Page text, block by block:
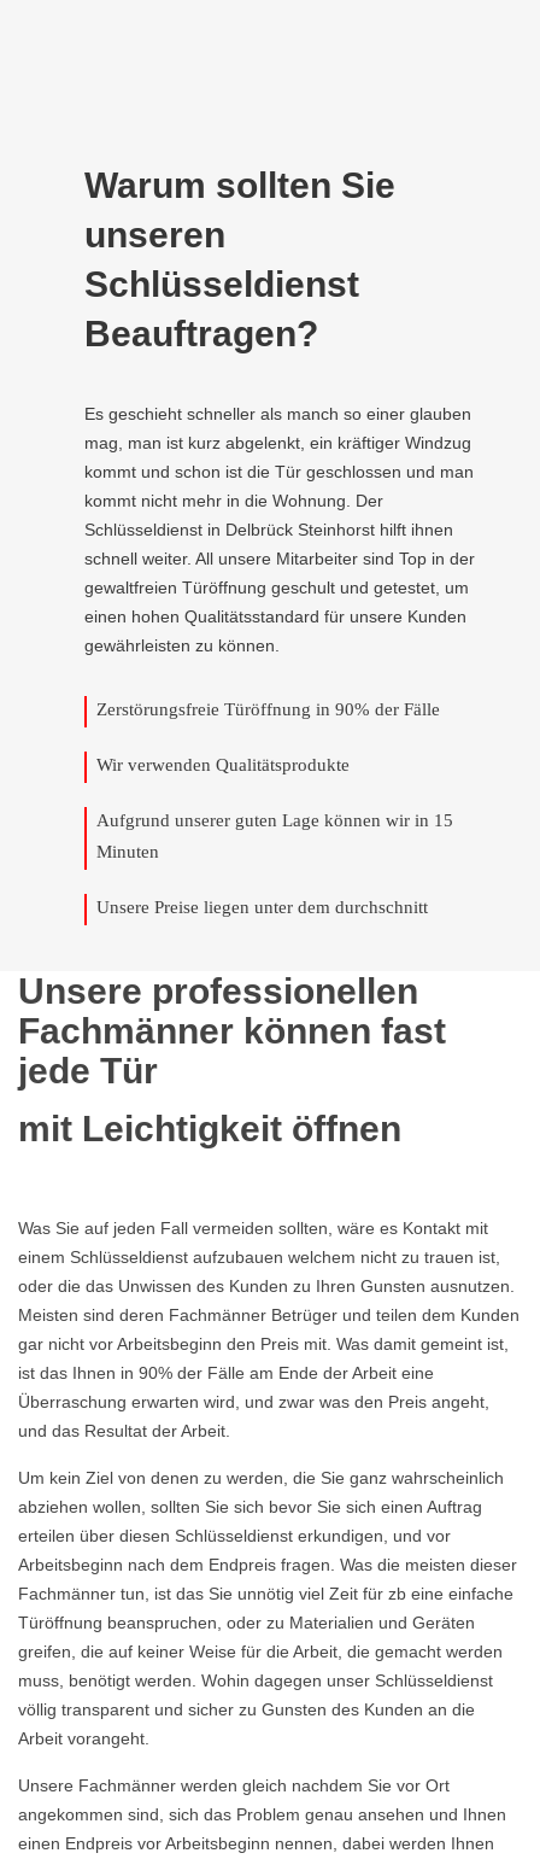
Warum sollten Sie
unseren
Schlüsseldienst
Beauftragen?
Es geschieht schneller als manch so einer glauben
mag, man ist kurz abgelenkt, ein kräftiger Windzug
kommt und schon ist die Tür geschlossen und man
kommt nicht mehr in die Wohnung. Der
Schlüsseldienst in Delbrück Steinhorst hilft ihnen
schnell weiter. All unsere Mitarbeiter sind Top in der
gewaltfreien Türöffnung geschult und getestet, um
einen hohen Qualitätsstandard für unsere Kunden
gewährleisten zu können.
Zerstörungsfreie Türöffnung in 90% der Fälle
Wir verwenden Qualitätsprodukte
Aufgrund unserer guten Lage können wir in 15
Minuten
Unsere Preise liegen unter dem durchschnitt
Unsere professionellen
Fachmänner können fast
jede Tür
mit Leichtigkeit öffnen
Was Sie auf jeden Fall vermeiden sollten, wäre es Kontakt mit
einem Schlüsseldienst aufzubauen welchem nicht zu trauen ist,
oder die das Unwissen des Kunden zu Ihren Gunsten ausnutzen.
Meisten sind deren Fachmänner Betrüger und teilen dem Kunden
gar nicht vor Arbeitsbeginn den Preis mit. Was damit gemeint ist,
ist das Ihnen in 90% der Fälle am Ende der Arbeit eine
Überraschung erwarten wird, und zwar was den Preis angeht,
und das Resultat der Arbeit.
Um kein Ziel von denen zu werden, die Sie ganz wahrscheinlich
abziehen wollen, sollten Sie sich bevor Sie sich einen Auftrag
erteilen über diesen Schlüsseldienst erkundigen, und vor
Arbeitsbeginn nach dem Endpreis fragen. Was die meisten dieser
Fachmänner tun, ist das Sie unnötig viel Zeit für zb eine einfache
Türöffnung beanspruchen, oder zu Materialien und Geräten
greifen, die auf keiner Weise für die Arbeit, die gemacht werden
muss, benötigt werden. Wohin dagegen unser Schlüsseldienst
völlig transparent und sicher zu Gunsten des Kunden an die
Arbeit vorangeht.
Unsere Fachmänner werden gleich nachdem Sie vor Ort
angekommen sind, sich das Problem genau ansehen und Ihnen
einen Endpreis vor Arbeitsbeginn nennen, dabei werden Ihnen